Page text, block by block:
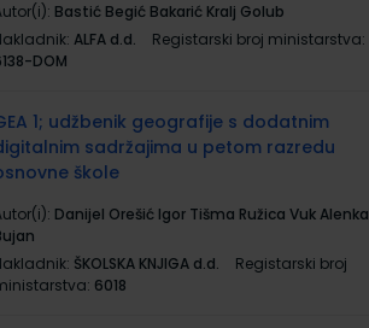
Bastić Begić Bakarić Kralj Golub
ALFA d.d.
Registarski broj ministarstva:
DOM
1; udžbenik geografije s dodatnim
sadržajima u petom razredu
škole
Danijel Orešić Igor Tišma Ružica Vuk Alenka
ŠKOLSKA KNJIGA d.d.
Registarski broj
6018